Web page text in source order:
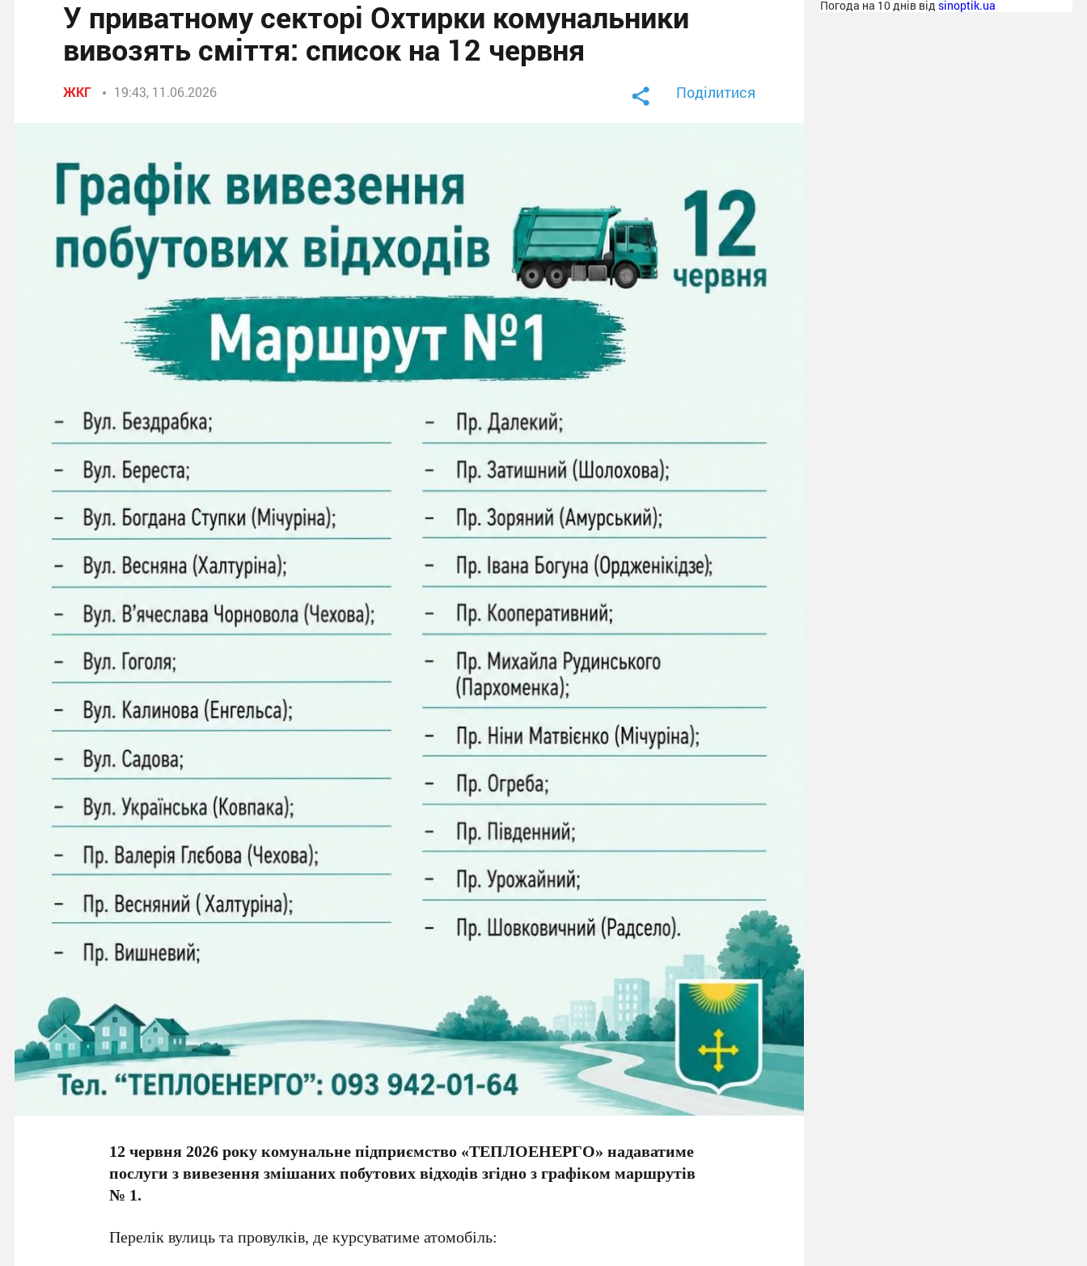
У приватному секторі Охтирки комунальники
вивозять сміття: список на 12 червня
ЖКГ 19:43, 11.06.2026 Поділитися
12 червня 2026 року комунальне підприємство «ТЕПЛОЕНЕРГО» надаватиме
послуги з вивезення змішаних побутових відходів згідно з графіком маршрутів
№ 1.
Перелік вулиць та провулків, де курсуватиме атомобіль:
Погода на 10 днів від sinoptik.ua